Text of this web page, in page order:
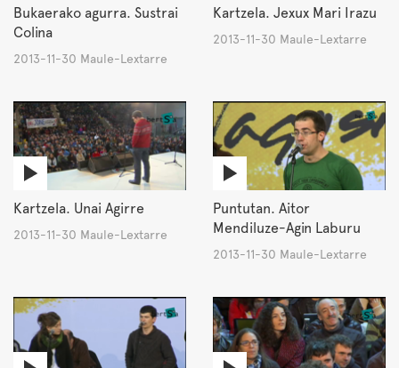
Bukaerako agurra. Sustrai
Colina
2013-11-30 Maule-Lextarre
Kartzela. Jexux Mari Irazu
2013-11-30 Maule-Lextarre
Kartzela. Unai Agirre
2013-11-30 Maule-Lextarre
Puntutan. Aitor
Mendiluze-Agin Laburu
2013-11-30 Maule-Lextarre